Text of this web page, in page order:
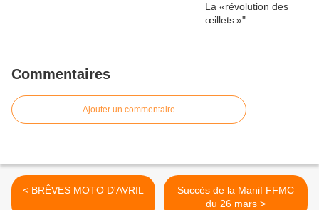
Commentaires
Ajouter un commentaire
< BRÊVES MOTO D'AVRIL
Succès de la Manif FFMC
du 26 mars >